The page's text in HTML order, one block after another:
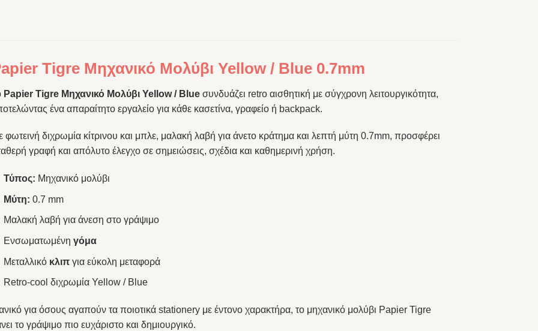
Tigre Μηχανικό Μολύβι Yellow / Blue 0.7mm
Papier Tigre Μηχανικό Μολύβι Yellow / Blue συνδυάζει retro αισθητική με σύγχρονη λειτουργικότητα,
ένα απαραίτητο εργαλείο για κάθε κασετίνα, γραφείο ή backpack.
φωτεινή διχρωμία κίτρινου και μπλε, μαλακή λαβή για άνετο κράτημα και λεπτή μύτη 0.7mm, προσφέρει
γραφή και απόλυτο έλεγχο σε σημειώσεις, σχέδια και καθημερινή χρήση.
Τύπος: Μηχανικό μολύβι
Μύτη: 0.7 mm
Μαλακή λαβή για άνεση στο γράψιμο
Ενσωματωμένη γόμα
Μεταλλικό κλιπγια εύκολη μεταφορά
Retro-cool διχρωμία Yellow / Blue
για όσους αγαπούν τα ποιοτικά stationery με έντονο χαρακτήρα, το μηχανικό μολύβι Papier Tigre
το γράψιμο πιο ευχάριστο και δημιουργικό.